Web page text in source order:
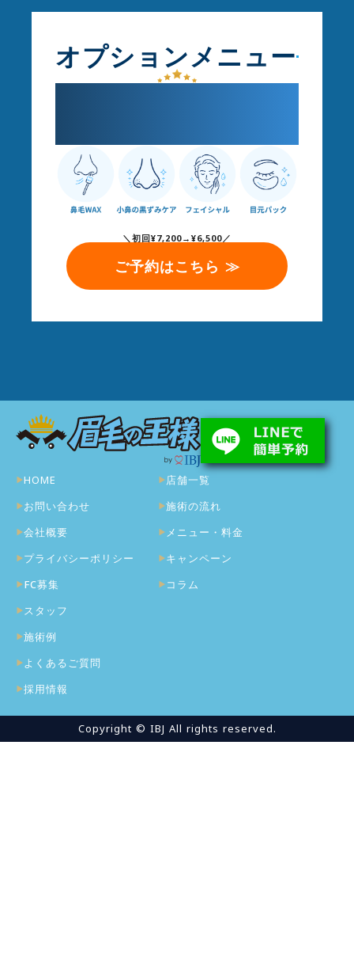
オプションメニュー
＼初回¥7,200→¥6,500／
ご予約はこちら ≫
HOME
お問い合わせ
会社概要
プライバシーポリシー
FC募集
店舗一覧
施術の流れ
メニュー・料金
キャンペーン
コラム
スタッフ
施術例
よくあるご質問
採用情報
Copyright © IBJ All rights reserved.